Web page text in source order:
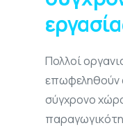
Πολλοί
επωφεληθούν
σύγχρονο